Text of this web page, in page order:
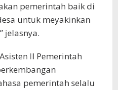
pemerintah baik di
untuk meyakinkan
jelasnya.
II Pemerintah
pemerintah selalu